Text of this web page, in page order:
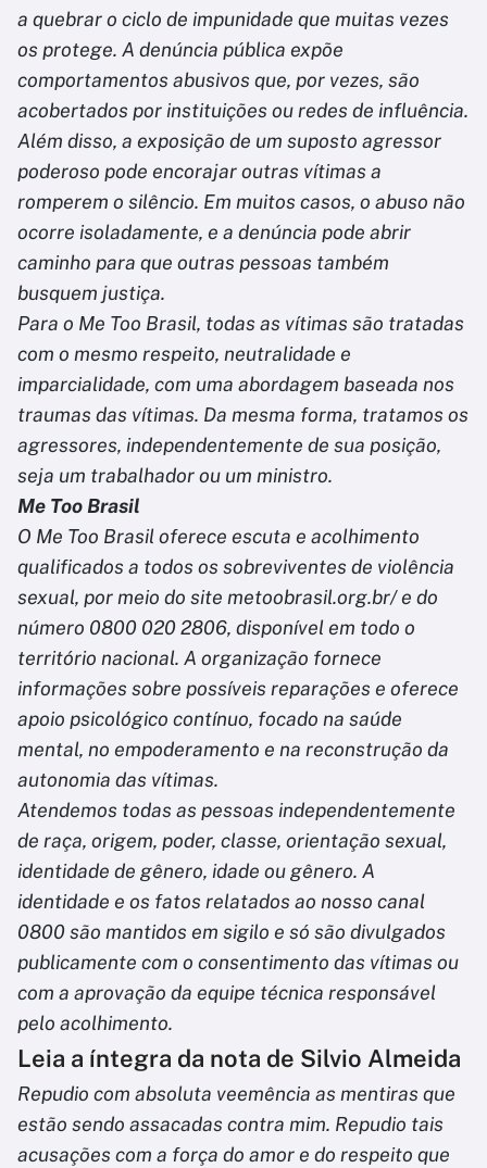
a quebrar o ciclo de impunidade que muitas vezes
os protege. A denúncia pública expõe
comportamentos abusivos que, por vezes, são
acobertados por instituições ou redes de influência.
Além disso, a exposição de um suposto agressor
poderoso pode encorajar outras vítimas a
romperem o silêncio. Em muitos casos, o abuso não
ocorre isoladamente, e a denúncia pode abrir
caminho para que outras pessoas também
busquem justiça.
Para o Me Too Brasil, todas as vítimas são tratadas
com o mesmo respeito, neutralidade e
imparcialidade, com uma abordagem baseada nos
traumas das vítimas. Da mesma forma, tratamos os
agressores, independentemente de sua posição,
seja um trabalhador ou um ministro.
Me Too Brasil
O Me Too Brasil oferece escuta e acolhimento
qualificados a todos os sobreviventes de violência
sexual, por meio do site metoobrasil.org.br/ e do
número 0800 020 2806, disponível em todo o
território nacional. A organização fornece
informações sobre possíveis reparações e oferece
apoio psicológico contínuo, focado na saúde
mental, no empoderamento e na reconstrução da
autonomia das vítimas.
Atendemos todas as pessoas independentemente
de raça, origem, poder, classe, orientação sexual,
identidade de gênero, idade ou gênero. A
identidade e os fatos relatados ao nosso canal
0800 são mantidos em sigilo e só são divulgados
publicamente com o consentimento das vítimas ou
com a aprovação da equipe técnica responsável
pelo acolhimento.
Leia a íntegra da nota de Silvio Almeida
Repudio com absoluta veemência as mentiras que
estão sendo assacadas contra mim. Repudio tais
acusações com a força do amor e do respeito que